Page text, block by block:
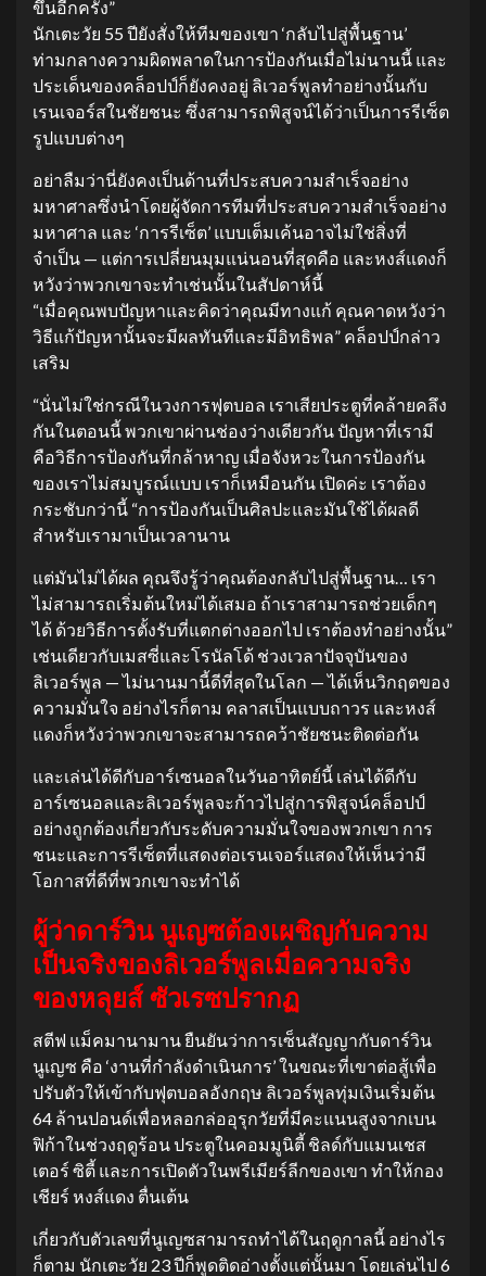
ขึ้นอีกครั้ง”
นักเตะวัย 55 ปียังสั่งให้ทีมของเขา ‘กลับไปสู่พื้นฐาน’
ท่ามกลางความผิดพลาดในการป้องกันเมื่อไม่นานนี้ และ
ประเด็นของคล็อปป์ก็ยังคงอยู่ ลิเวอร์พูลทำอย่างนั้นกับ
เรนเจอร์สในชัยชนะ ซึ่งสามารถพิสูจน์ได้ว่าเป็นการรีเซ็ต
รูปแบบต่างๆ
อย่าลืมว่านี่ยังคงเป็นด้านที่ประสบความสำเร็จอย่าง
มหาศาลซึ่งนำโดยผู้จัดการทีมที่ประสบความสำเร็จอย่าง
มหาศาล และ ‘การรีเซ็ต’ แบบเต็มเค้นอาจไม่ใช่สิ่งที่
จำเป็น — แต่การเปลี่ยนมุมแน่นอนที่สุดคือ และหงส์แดงก็
หวังว่าพวกเขาจะทำเช่นนั้นในสัปดาห์นี้
“เมื่อคุณพบปัญหาและคิดว่าคุณมีทางแก้ คุณคาดหวังว่า
วิธีแก้ปัญหานั้นจะมีผลทันทีและมีอิทธิพล” คล็อปป์กล่าว
เสริม
“นั่นไม่ใช่กรณีในวงการฟุตบอล เราเสียประตูที่คล้ายคลึง
กันในตอนนี้ พวกเขาผ่านช่องว่างเดียวกัน ปัญหาที่เรามี
คือวิธีการป้องกันที่กล้าหาญ เมื่อจังหวะในการป้องกัน
ของเราไม่สมบูรณ์แบบ เราก็เหมือนกัน เปิดค่ะ เราต้อง
กระชับกว่านี้ “การป้องกันเป็นศิลปะและมันใช้ได้ผลดี
สำหรับเรามาเป็นเวลานาน
แต่มันไม่ได้ผล คุณจึงรู้ว่าคุณต้องกลับไปสู่พื้นฐาน… เรา
ไม่สามารถเริ่มต้นใหม่ได้เสมอ ถ้าเราสามารถช่วยเด็กๆ
ได้ ด้วยวิธีการตั้งรับที่แตกต่างออกไป เราต้องทำอย่างนั้น”
เช่นเดียวกับเมสซี่และโรนัลโด้ ช่วงเวลาปัจจุบันของ
ลิเวอร์พูล — ไม่นานมานี้ดีที่สุดในโลก — ได้เห็นวิกฤตของ
ความมั่นใจ อย่างไรก็ตาม คลาสเป็นแบบถาวร และหงส์
แดงก็หวังว่าพวกเขาจะสามารถคว้าชัยชนะติดต่อกัน
และเล่นได้ดีกับอาร์เซนอลในวันอาทิตย์นี้ เล่นได้ดีกับ
อาร์เซนอลและลิเวอร์พูลจะก้าวไปสู่การพิสูจน์คล็อปป์
อย่างถูกต้องเกี่ยวกับระดับความมั่นใจของพวกเขา การ
ชนะและการรีเซ็ตที่แสดงต่อเรนเจอร์แสดงให้เห็นว่ามี
โอกาสที่ดีที่พวกเขาจะทำได้
ผู้ว่าดาร์วิน นูเญซต้องเผชิญกับความ
เป็นจริงของลิเวอร์พูลเมื่อความจริง
ของหลุยส์ ซัวเรซปรากฏ
สตีฟ แม็คมานามาน ยืนยันว่าการเซ็นสัญญากับดาร์วิน
นูเญซ คือ ‘งานที่กำลังดำเนินการ’ ในขณะที่เขาต่อสู้เพื่อ
ปรับตัวให้เข้ากับฟุตบอลอังกฤษ ลิเวอร์พูลทุ่มเงินเริ่มต้น
64 ล้านปอนด์เพื่อหลอกล่ออุรุกวัยที่มีคะแนนสูงจากเบน
ฟิก้าในช่วงฤดูร้อน ประตูในคอมมูนิตี้ ชิลด์กับแมนเชส
เตอร์ ซิตี้ และการเปิดตัวในพรีเมียร์ลีกของเขา ทำให้กอง
เชียร์ หงส์แดง ตื่นเต้น
เกี่ยวกับตัวเลขที่นูเญซสามารถทำได้ในฤดูกาลนี้ อย่างไร
ก็ตาม นักเตะวัย 23 ปีก็พูดติดอ่างตั้งแต่นั้นมา โดยเล่นไป 6